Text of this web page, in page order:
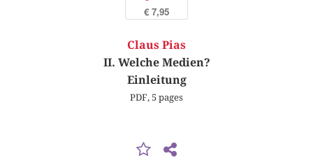
€ 7,95
Claus Pias
II. Welche Medien?
Einleitung
PDF, 5 pages